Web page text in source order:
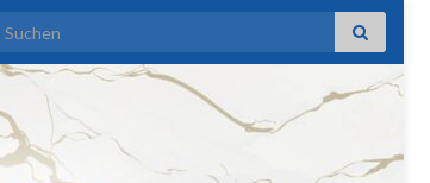
Search for: